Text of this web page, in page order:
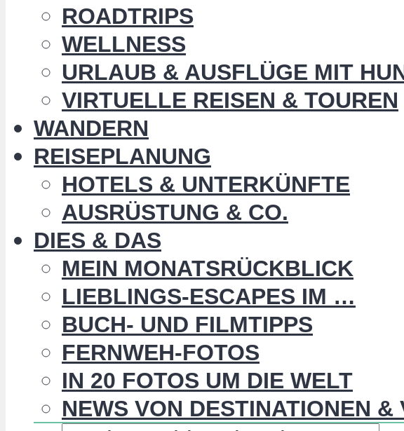
ROADTRIPS
WELLNESS
URLAUB & AUSFLÜGE MIT
VIRTUELLE REISEN & TOUREN
WANDERN
REISEPLANUNG
HOTELS & UNTERKÜNFTE
AUSRÜSTUNG & CO.
DIES & DAS
MEIN MONATSRÜCKBLICK
LIEBLINGS-ESCAPES IM …
BUCH- UND FILMTIPPS
FERNWEH-FOTOS
IN 20 FOTOS UM DIE WELT
NEWS VON DESTINATIONEN &